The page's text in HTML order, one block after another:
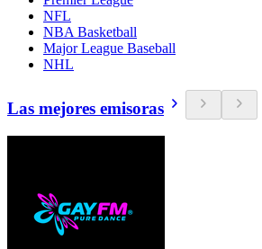
NFL
NBA Basketball
Major League Baseball
NHL
Las mejores emisoras